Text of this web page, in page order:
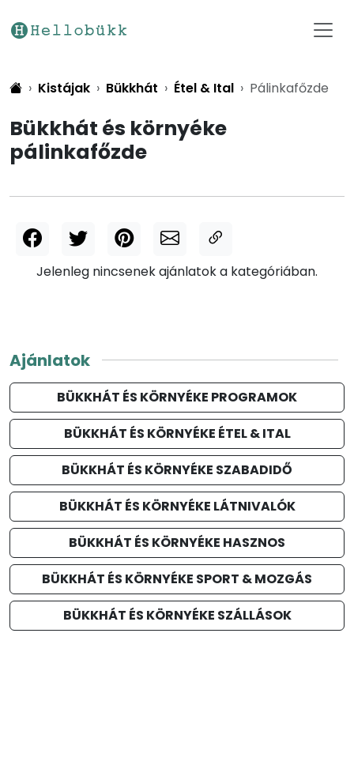
Kistájak Bükkhát Étel & Ital Pálinkafőzde
Bükkhát és környéke
pálinkafőzde
Jelenleg nincsenek ajánlatok a kategóriában.
Ajánlatok
BÜKKHÁT ÉS KÖRNYÉKE PROGRAMOK
BÜKKHÁT ÉS KÖRNYÉKE ÉTEL & ITAL
BÜKKHÁT ÉS KÖRNYÉKE SZABADIDŐ
BÜKKHÁT ÉS KÖRNYÉKE LÁTNIVALÓK
BÜKKHÁT ÉS KÖRNYÉKE HASZNOS
BÜKKHÁT ÉS KÖRNYÉKE SPORT & MOZGÁS
BÜKKHÁT ÉS KÖRNYÉKE SZÁLLÁSOK